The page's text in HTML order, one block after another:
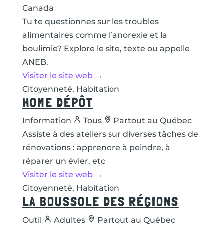
Canada
Tu te questionnes sur les troubles
alimentaires comme l’anorexie et la
boulimie? Explore le site, texte ou appelle
ANEB.
Visiter le site web →
Citoyenneté, Habitation
HOME DÉPÔT
Information Tous
Partout au Québec
Assiste à des ateliers sur diverses tâches de
rénovations : apprendre à peindre, à
réparer un évier, etc
Visiter le site web →
Citoyenneté, Habitation
LA BOUSSOLE DES RÉGIONS
Outil Adultes
Partout au Québec